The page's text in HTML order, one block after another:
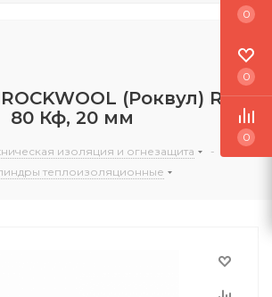
(Роквул) RWL
80 Кф, 20 мм
изоляция и огнезащита
-
теплоизоляционные
0
0
0